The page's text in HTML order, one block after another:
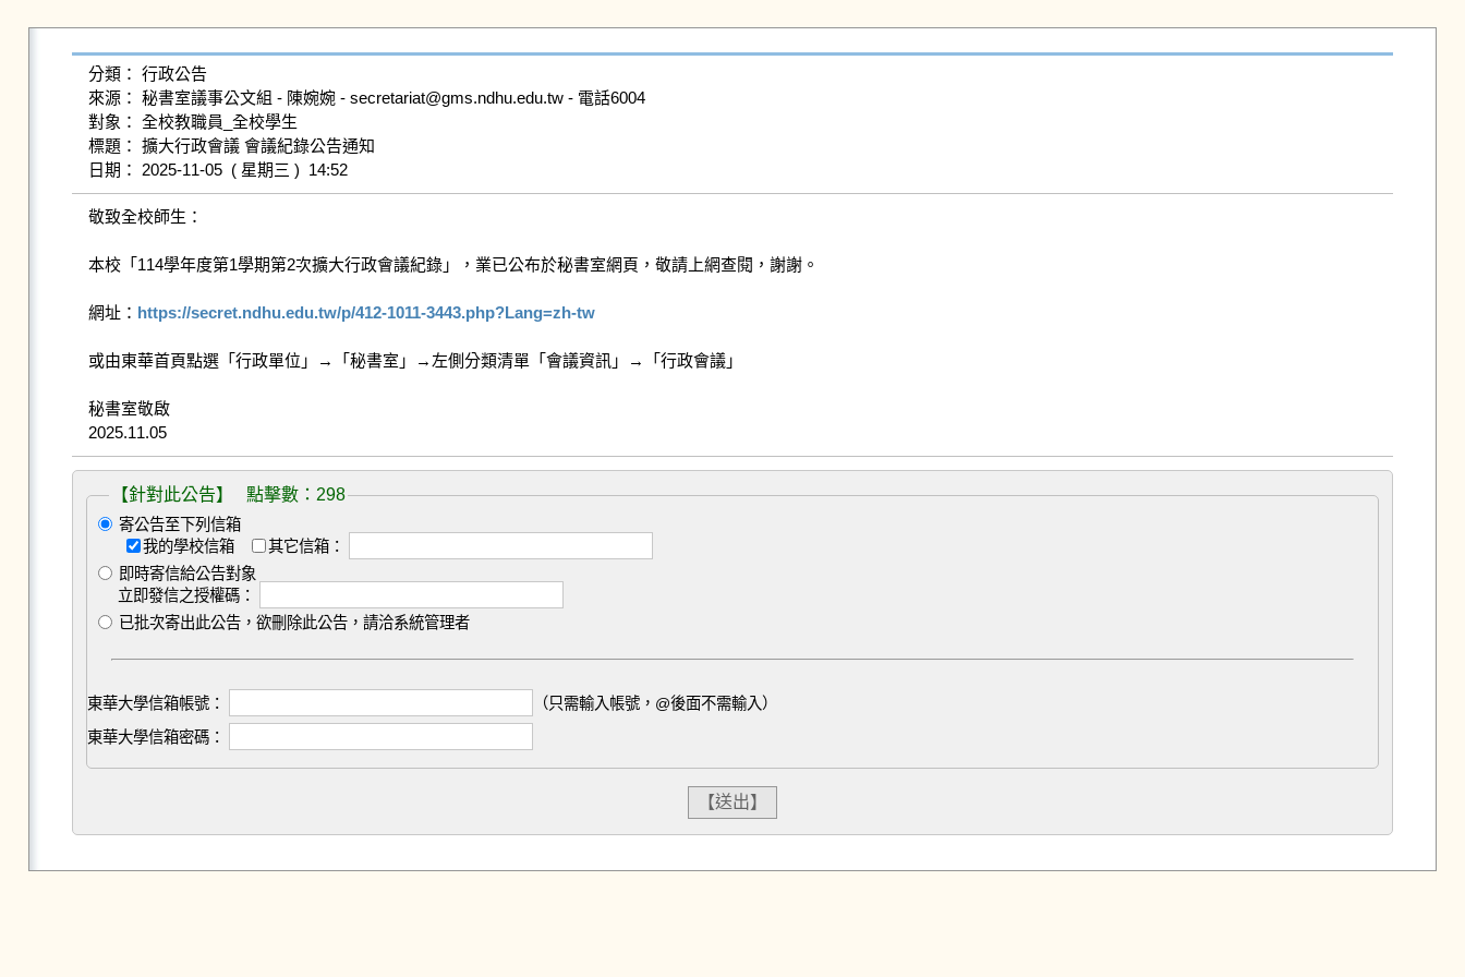
分類： 行政公告
來源： 秘書室議事公文組 - 陳婉婉 - secretariat@gms.ndhu.edu.tw - 電話6004
對象： 全校教職員_全校學生
標題： 擴大行政會議 會議紀錄公告通知
日期： 2025-11-05  ( 星期三 )  14:52
敬致全校師生：
本校「114學年度第1學期第2次擴大行政會議紀錄」，業已公布於秘書室網頁，敬請上網查閱，謝謝。
網址： https://secret.ndhu.edu.tw/p/412-1011-3443.php?Lang=zh-tw
或由東華首頁點選「行政單位」→「秘書室」→左側分類清單「會議資訊」→「行政會議」
秘書室敬啟
2025.11.05
【針對此公告】 點擊數：298
寄公告至下列信箱
我的學校信箱
其它信箱：
即時寄信給公告對象
立即發信之授權碼：
已批次寄出此公告，欲刪除此公告，請洽系統管理者
東華大學信箱帳號：
（只需輸入帳號，@後面不需輸入）
東華大學信箱密碼：